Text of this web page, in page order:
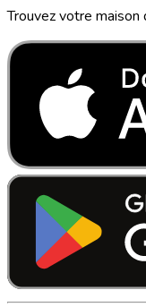
Trouvez votre